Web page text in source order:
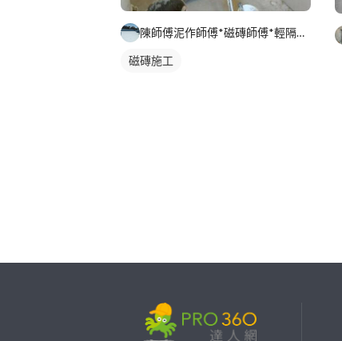
陳師傅泥作師傅*磁磚師傅*輕隔間師傅*天花板師傅*結構補強*
磁磚施工